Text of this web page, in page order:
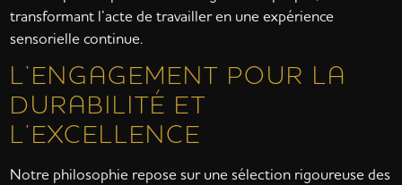
transformant l’acte de travailler en une expérience
sensorielle continue.
L’ENGAGEMENT POUR LA
DURABILITÉ ET
L’EXCELLENCE
Notre philosophie repose sur une sélection rigoureuse des